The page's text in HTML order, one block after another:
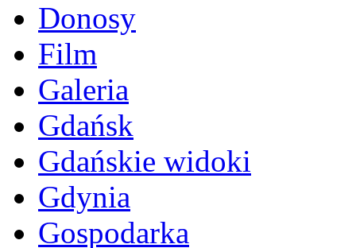
Donosy
Film
Galeria
Gdańsk
Gdańskie widoki
Gdynia
Gospodarka